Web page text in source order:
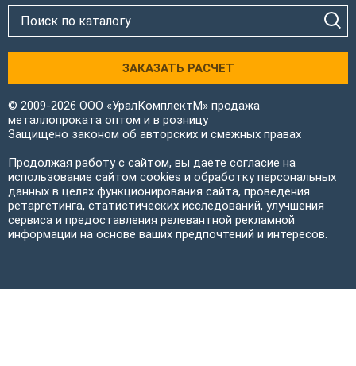
ЗАКАЗАТЬ РАСЧЕТ
© 2009-2026 ООО «УралКомплектМ» продажа
металлопроката оптом и в розницу
Защищено законом об авторских и смежных правах
Продолжая работу с сайтом, вы даете согласие на
использование сайтом cookies и обработку персональных
данных в целях функционирования сайта, проведения
ретаргетинга, статистических исследований, улучшения
сервиса и предоставления релевантной рекламной
информации на основе ваших предпочтений и интересов.